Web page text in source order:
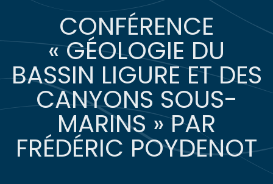
CONFÉRENCE
« GÉOLOGIE DU
BASSIN LIGURE ET DES
CANYONS SOUS-
MARINS » PAR
FRÉDÉRIC POYDENOT